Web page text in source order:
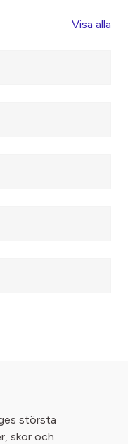
Visa alla
största
skor och